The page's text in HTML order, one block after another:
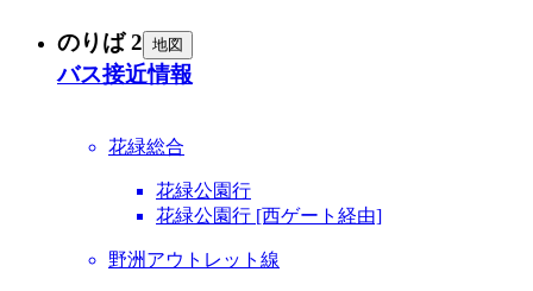
のりば 2 地図
バス接近情報
花緑総合
花緑公園行
花緑公園行 [西ゲート経由]
野洲アウトレット線